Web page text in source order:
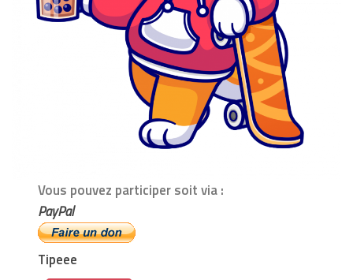
Vous pouvez participer soit via :
PayPal
Tipeee